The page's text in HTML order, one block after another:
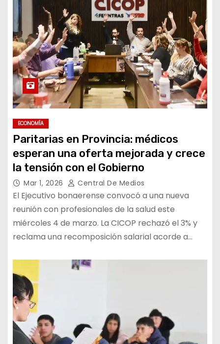
ECONOMÍA
Paritarias en Provincia: médicos
esperan una oferta mejorada y crece
la tensión con el Gobierno
Mar 1, 2026 Central De Medios
El Ejecutivo bonaerense convocó a una nueva
reunión con profesionales de la salud este
miércoles 4 de marzo. La CICOP rechazó el 3% y
reclama una recomposición salarial acorde a…